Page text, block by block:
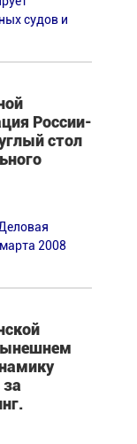
судов и
России-
стол
2008